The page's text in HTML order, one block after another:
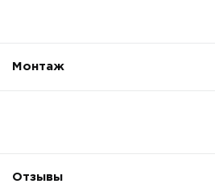
Монтаж
Отзывы